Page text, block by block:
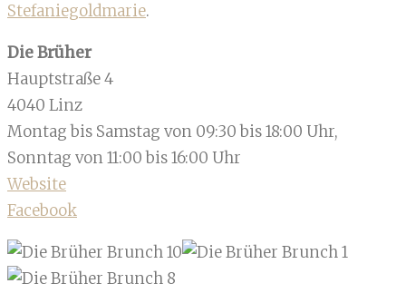
Stefaniegoldmarie.
Die Brüher
Hauptstraße 4
4040 Linz
Montag bis Samstag von 09:30 bis 18:00 Uhr,
Sonntag von 11:00 bis 16:00 Uhr
Website
Facebook